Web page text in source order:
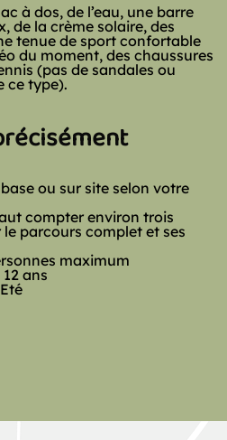
à dos, de l’eau, une barre
de la crème solaire, des
tenue de sport confortable
du moment, des chaussures
(pas de sandales ou
ce type).
ou sur site selon votre
compter environ trois
parcours complet et ses
maximum
ans